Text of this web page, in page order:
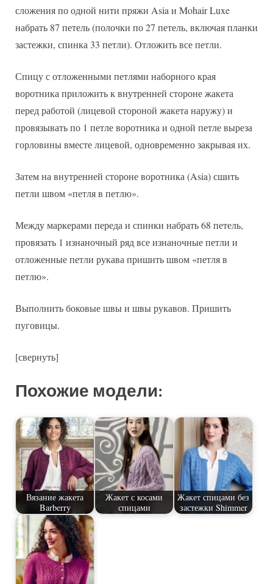
сложения по одной нити пряжи Asia и Mohair Luxe
набрать 87 петель (полочки по 27 петель, включая планки
застежки, спинка 33 петли). Отложить все петли.
Спицу с отложенными петлями наборного края
воротника приложить к внутренней стороне жакета
перед работой (лицевой стороной жакета наружу) и
провязывать по 1 петле воротника и одной петле выреза
горловины вместе лицевой, одновременно закрывая их.
Затем на внутренней стороне воротника (Asia) сшить
петли швом «петля в петлю».
Между маркерами переда и спинки набрать 68 петель,
провязать 1 изнаночный ряд все изнаночные петли и
отложенные петли рукава пришить швом «петля в
петлю».
Выполнить боковые швы и швы рукавов. Пришить
пуговицы.
[свернуть]
Похожие модели:
Вязание жакета
Barberry
Жакет с косами
спицами
Жакет спицами без
застежки Shimmer